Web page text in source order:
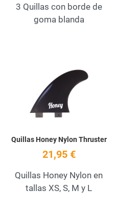
3 Quillas con borde de
goma blanda
Quillas Honey Nylon Thruster
21,95 €
Quillas Honey Nylon en
tallas XS, S, M y L